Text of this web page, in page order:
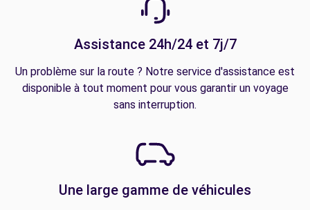
Assistance 24h/24 et 7j/7
Un problème sur la route ? Notre service d'assistance est
disponible à tout moment pour vous garantir un voyage
sans interruption.
Une large gamme de véhicules